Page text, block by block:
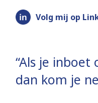
Volg mij op
“Als je inboet
dan kom je